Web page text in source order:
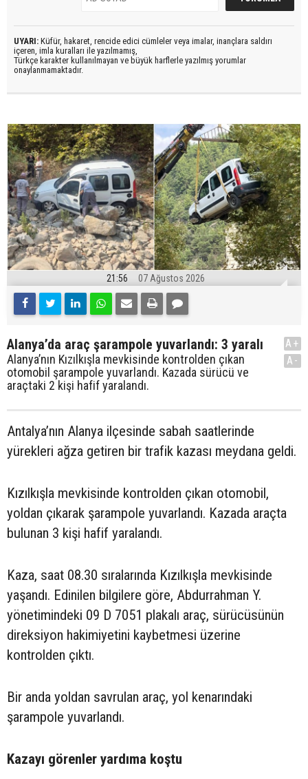
UYARI: Küfür, hakaret, rencide edici cümleler veya imalar, inançlara saldırı
içeren, imla kuralları ile yazılmamış,
Türkçe karakter kullanılmayan ve büyük harflerle yazılmış yorumlar
onaylanmamaktadır.
21:56 07 Ağustos 2026
Alanya’da araç şarampole yuvarlandı: 3 yaralı
Alanya’nın Kızılkışla mevkisinde kontrolden çıkan
otomobil şarampole yuvarlandı. Kazada sürücü ve
araçtaki 2 kişi hafif yaralandı.
A+
A-
Antalya’nın Alanya ilçesinde sabah saatlerinde
yürekleri ağza getiren bir trafik kazası meydana geldi.
Kızılkışla mevkisinde kontrolden çıkan otomobil,
yoldan çıkarak şarampole yuvarlandı. Kazada araçta
bulunan 3 kişi hafif yaralandı.
Kaza, saat 08.30 sıralarında Kızılkışla mevkisinde
yaşandı. Edinilen bilgilere göre, Abdurrahman Y.
yönetimindeki 09 D 7051 plakalı araç, sürücüsünün
direksiyon hakimiyetini kaybetmesi üzerine
kontrolden çıktı.
Bir anda yoldan savrulan araç, yol kenarındaki
şarampole yuvarlandı.
Kazayı görenler yardıma koştu